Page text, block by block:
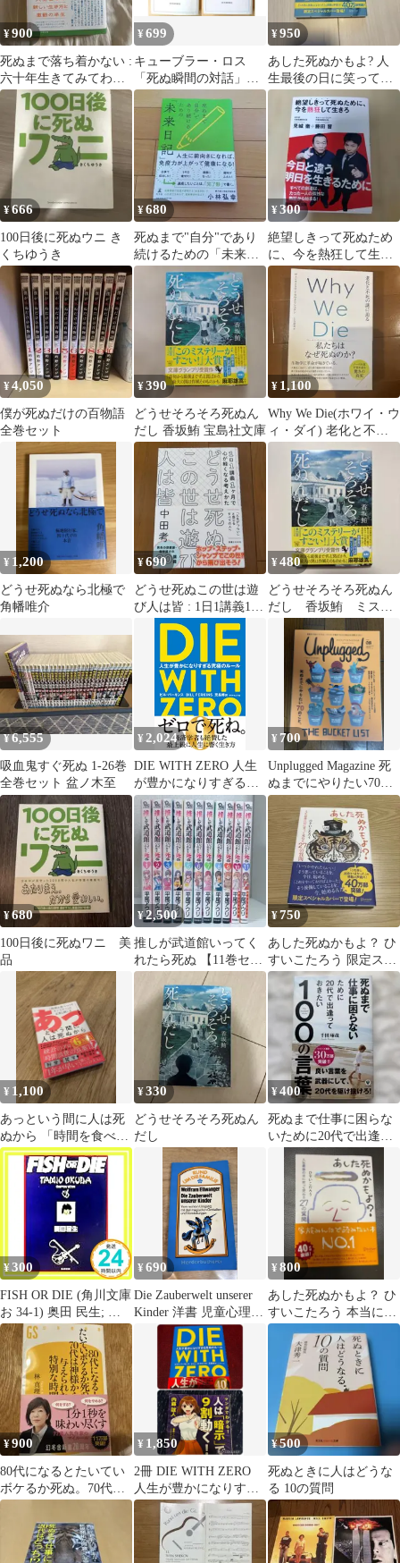
¥900
死ぬまで落ち着かない :
六十年生きてみてわか
った人生のこと
¥699
キューブラー・ロス
「死ぬ瞬間の対話」＆
「死ぬ瞬間の子供た
ち」２冊セット読売新
¥950
あした死ぬかもよ? 人
生最後の日に笑って死
ねる27の質問:限定カバ
ー せきやよ…
¥666
100日後に死ぬウニ き
くちゆうき
¥680
死ぬまで"自分"であり
続けるための「未来日
記」
¥300
絶望しきって死ぬため
に、今を熱狂して生き
ろ
¥4,050
僕が死ぬだけの百物語
全巻セット
¥390
どうせそろそろ死ぬん
だし 香坂鮪 宝島社文庫
¥ 1,100
Why We Die(ホワイ・ウ
ィ・ダイ) 老化と不死
の謎に迫る
¥ 1,200
どうせ死ぬなら北極で
角幡唯介
¥690
どうせ死ぬこの世は遊
び人は皆 : 1日1講義1ヶ
月で心が軽くなる考え
¥480
どうせそろそろ死ぬん
だし 香坂鮪 ミステ
¥6,555
吸血鬼すぐ死ぬ 1-26巻
全巻セット 盆ノ木至
¥2,024
DIE WITH ZERO 人生
が豊かになりすぎる究
極のルール／ビル・パ
ーキンス
¥ 700
Unplugged Magazine 死
ぬまでにやりたい70の
こと
¥680
100日後に死ぬワニ 美
品
¥2,500
推しが武道館いってく
れたら死ぬ 【11巻セッ
ト】
¥750
あした死ぬかもよ？ ひ
すいこたろう 限定スペ
シャルカバー
¥ 1,100
あっという間に人は死
ぬから 「時間を食べつ
くすモンスター」の正
体と倒し方
¥330
どうせそろそろ死ぬん
だし
¥400
死ぬまで仕事に困らな
いために20代で出逢っ
ておきたい100の言葉
¥300
FISH OR DIE (角川文庫
お 34-1) 奥田 民生; 渡
部 伸_02
¥690
Die Zauberwelt unserer
Kinder 洋書 児童心理
独語
¥800
あした死ぬかもよ？ ひ
すいこたろう 本当に大
事なこと 美品！
¥900
80代になるとたいてい
ボケるか死ぬ。70代は
神様から与えられた特
別な時間
¥ 1,850
2冊 DIE WITH ZERO
人生が豊かになりすぎ
る究極のルール
¥500
死ぬときに人はどうな
る 10の質問